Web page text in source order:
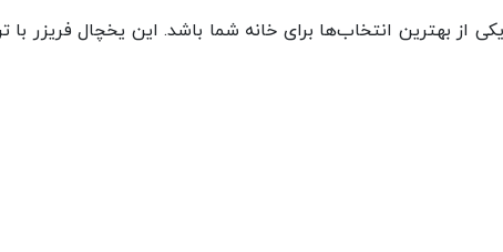
بهترین انتخاب‌ها برای خانه شما باشد. این یخچال فریزر با